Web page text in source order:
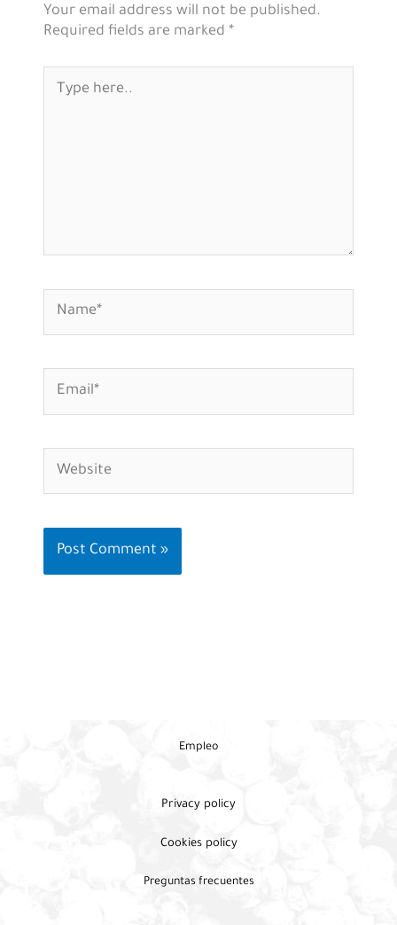
Your email address will not be published.
Required fields are marked *
here..
Empleo
Privacy policy
Cookies policy
Preguntas frecuentes